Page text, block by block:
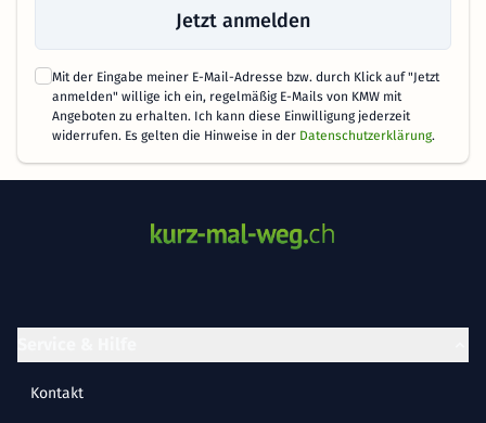
Jetzt anmelden
Mit der Eingabe meiner E-Mail-Adresse bzw. durch Klick auf "Jetzt
anmelden" willige ich ein, regelmäßig E-Mails von KMW mit
Angeboten zu erhalten. Ich kann diese Einwilligung jederzeit
widerrufen. Es gelten die Hinweise in der Datenschutzerklärung.
Kontakt